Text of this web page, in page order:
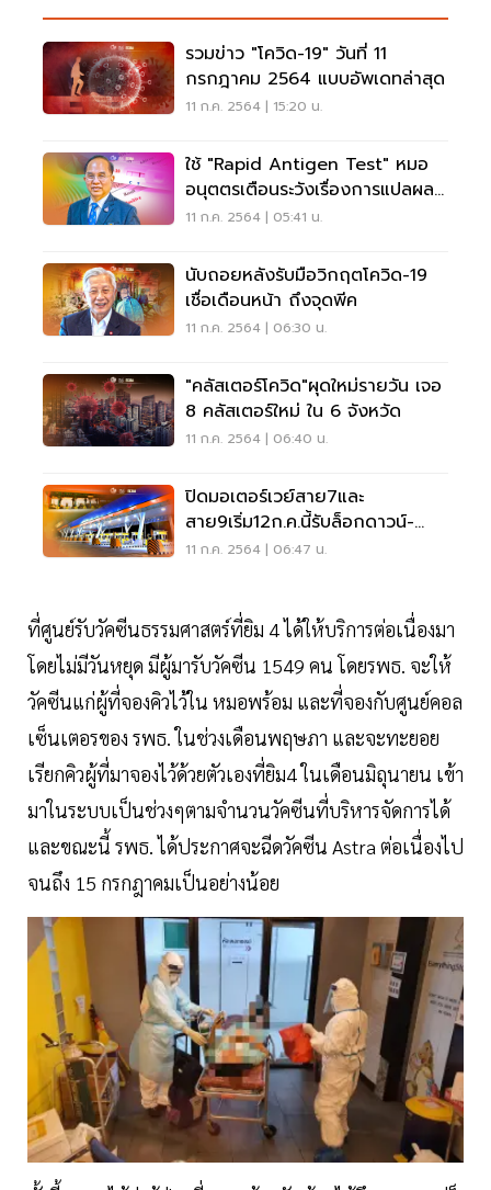
รวมข่าว "โควิด-19" วันที่ 11
กรกฎาคม 2564 แบบอัพเดทล่าสุด
11 ก.ค. 2564 | 15:20 น.
ใช้ "Rapid Antigen Test" หมอ
อนุตตรเตือนระวังเรื่องการแปลผล-
การปฎิบัติตัว
11 ก.ค. 2564 | 05:41 น.
นับถอยหลังรับมือวิกฤตโควิด-19
เชื่อเดือนหน้า ถึงจุดพีค
11 ก.ค. 2564 | 06:30 น.
"คลัสเตอร์โควิด"ผุดใหม่รายวัน เจอ
8 คลัสเตอร์ใหม่ ใน 6 จังหวัด
11 ก.ค. 2564 | 06:40 น.
ปิดมอเตอร์เวย์สาย7และ
สาย9เริ่ม12ก.ค.นี้รับล็อกดาวน์-
เคอร์ฟิว
11 ก.ค. 2564 | 06:47 น.
ที่ศูนย์รับวัคซีนธรรมศาสตร์ที่ยิม 4 ได้ให้บริการต่อเนื่องมา
โดยไม่มีวันหยุด มีผู้มารับวัคซีน 1549 คน โดยรพธ. จะให้
วัคซีนแก่ผู้ที่จองคิวไว้ใน หมอพร้อม และที่จองกับศูนย์คอล
เซ็นเตอรของ รพธ. ในช่วงเดือนพฤษภา และจะทะยอย
เรียกคิวผู้ที่มาจองไว้ด้วยตัวเองที่ยิม4 ในเดือนมิถุนายน เข้า
มาในระบบเป็นช่วงๆตามจำนวนวัคซีนที่บริหารจัดการได้
และขณะนี้ รพธ. ได้ประกาศจะฉีดวัคซีน Astra ต่อเนื่องไป
จนถึง 15 กรกฎาคมเป็นอย่างน้อย